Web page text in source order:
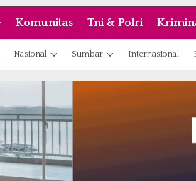
Komunitas Tni & Polri
Nasional Sumbar Internasional